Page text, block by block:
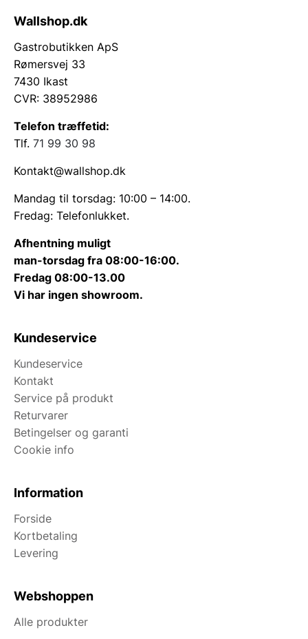
Wallshop.dk
Gastrobutikken ApS
Rømersvej 33
7430 Ikast
CVR: 38952986
Telefon træffetid:
Tlf. 71 99 30 98
Kontakt@wallshop.dk
Mandag til torsdag: 10:00 – 14:00.
Fredag: Telefonlukket.
Afhentning muligt
man-torsdag fra 08:00-16:00.
Fredag 08:00-13.00
Vi har ingen showroom.
Kundeservice
Kundeservice
Kontakt
Service på produkt
Returvarer
Betingelser og garanti
Cookie info
Information
Forside
Kortbetaling
Levering
Webshoppen
Alle produkter